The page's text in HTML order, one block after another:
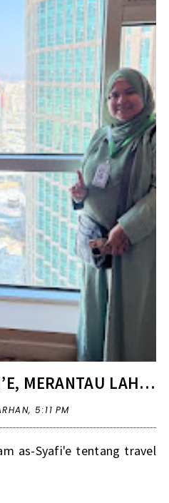
MERANTAU LAH…
5:11 PM
as-Syafi'e tentang travel